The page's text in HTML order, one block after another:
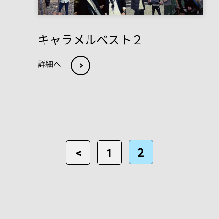
キャラメルベスト２
詳細へ
< 1 2